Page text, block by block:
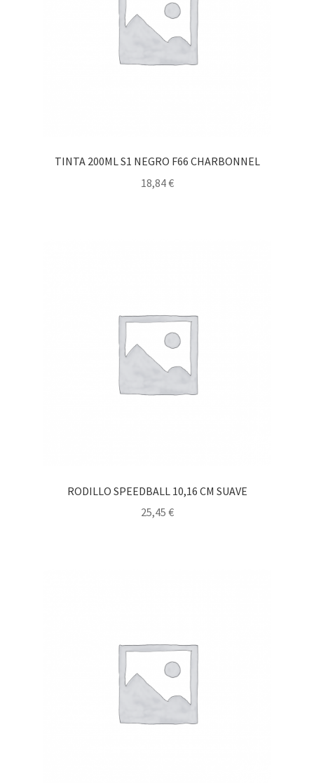
TINTA 200ML S1 NEGRO F66 CHARBONNEL
18,84€
RODILLO SPEEDBALL 10,16 CM SUAVE
25,45 €